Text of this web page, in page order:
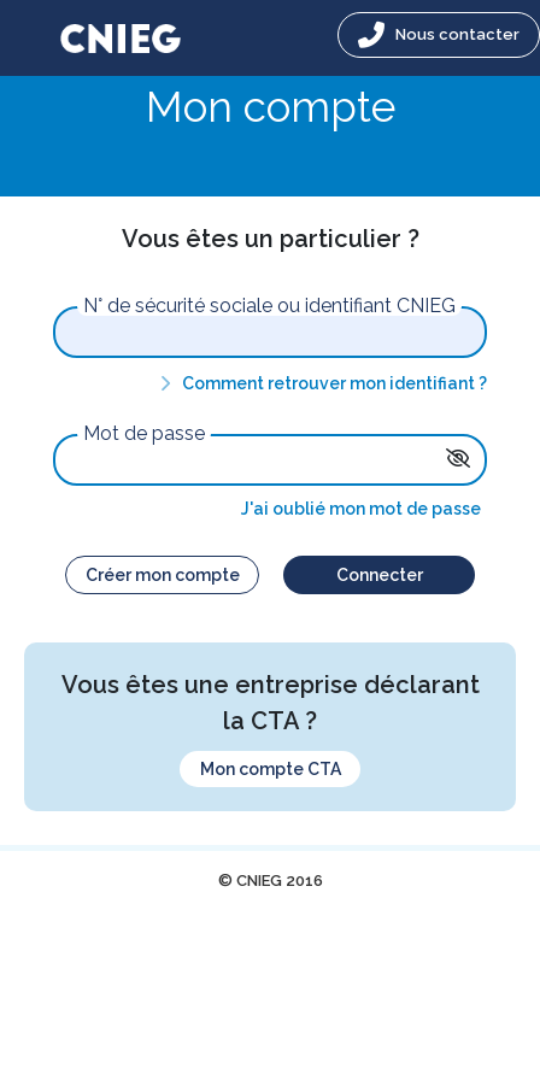
Nous contacter
Mon compte
Vous êtes un particulier ?
N° de sécurité sociale ou identifiant CNIEG
Comment retrouver mon identifiant ?
Mot de passe
J'ai oublié mon mot de passe
Créer mon compte Connecter
Vous êtes une entreprise déclarant
la CTA ?
Mon compte CTA
© CNIEG 2016